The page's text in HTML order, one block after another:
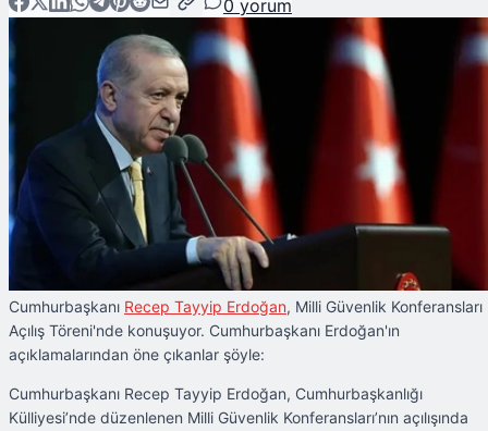
0 yorum
Cumhurbaşkanı Recep Tayyip Erdoğan, Milli Güvenlik Konferansları
Açılış Töreni'nde konuşuyor. Cumhurbaşkanı Erdoğan'ın
açıklamalarından öne çıkanlar şöyle:
Cumhurbaşkanı Recep Tayyip Erdoğan, Cumhurbaşkanlığı
Külliyesi’nde düzenlenen Milli Güvenlik Konferansları’nın açılışında